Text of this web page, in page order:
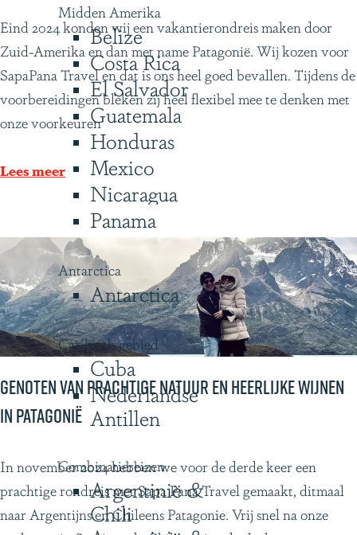
Midden Amerika
Belize
Costa Rica
El Salvador
Guatemala
Honduras
Mexico
Nicaragua
Panama
Antarctica
Antarctica
Caribisch gebied
Cuba
Nederlandse
Antillen
Combinatiereizen
Argentinië &
Chili
n
d
e
d
e
r
e
l
d
R
o
n
d
r
i
o
r
P
a
t
a
g
i
ë
Eind 2024 konden wij een vakantierondreis maken door
Zuid-Amerika en dan met name Patagonië. Wij kozen voor
SapaPana Travel en dat is ons heel goed bevallen. Tijdens de
voorbereidingen bleken zij heel flexibel mee te denken met
onze voorkeuren
Lees meer
Genoten van prachtige natuur en heerlijke wijnen
in Patagonië
G
e
n
In november 2024 hebben we voor de derde keer een
prachtige rondreis met Sapa Pana Travel gemaakt, ditmaal
naar Argentijns en Chileens Patagonie. Vrij snel na onze